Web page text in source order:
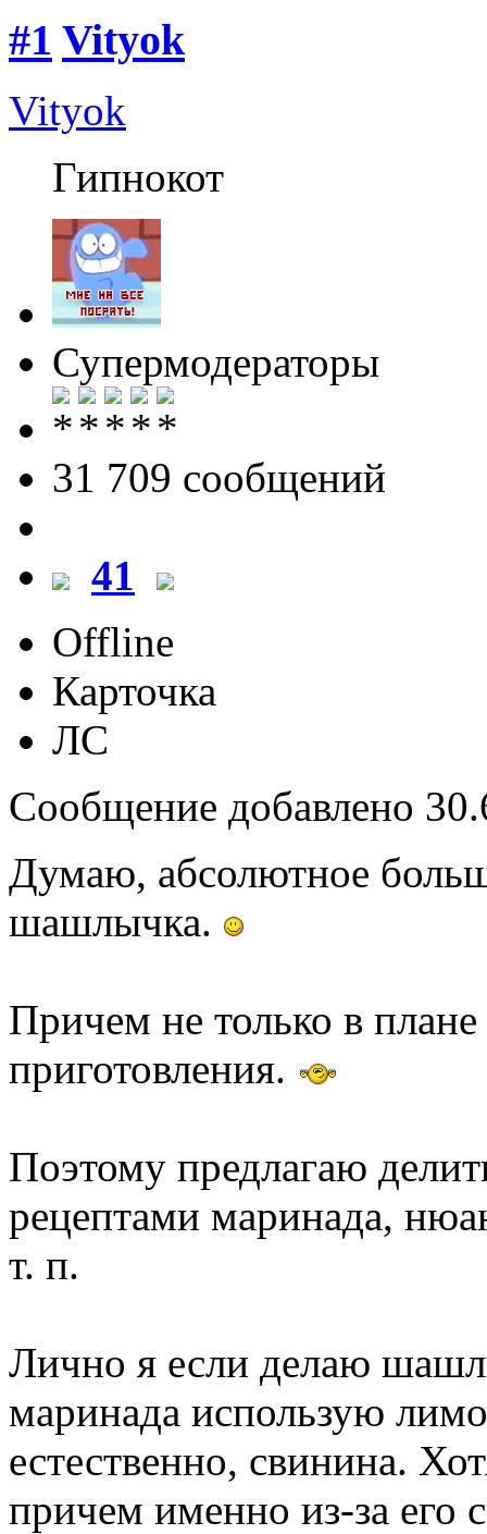
#1 Vityok
Vityok
Гипнокот
Супермодераторы
31 709 cообщений
41
Offline
Карточка
ЛС
Сообщение добавлено
Думаю, абсолютное
шашлычка.
Причем не только в
приготовления.
Поэтому предлагаю
рецептами маринада,
т. п.
Лично я если делаю
маринада использую
естественно, свинина.
причем именно из-за его